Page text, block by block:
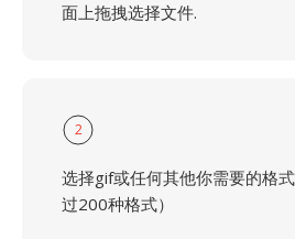
面上拖拽选择文件.
2
选择gif或任何其他你需要的格
过200种格式）